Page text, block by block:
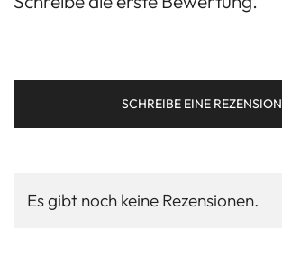
SCHREIBE EINE REZENSION
Es gibt noch keine Rezensionen.